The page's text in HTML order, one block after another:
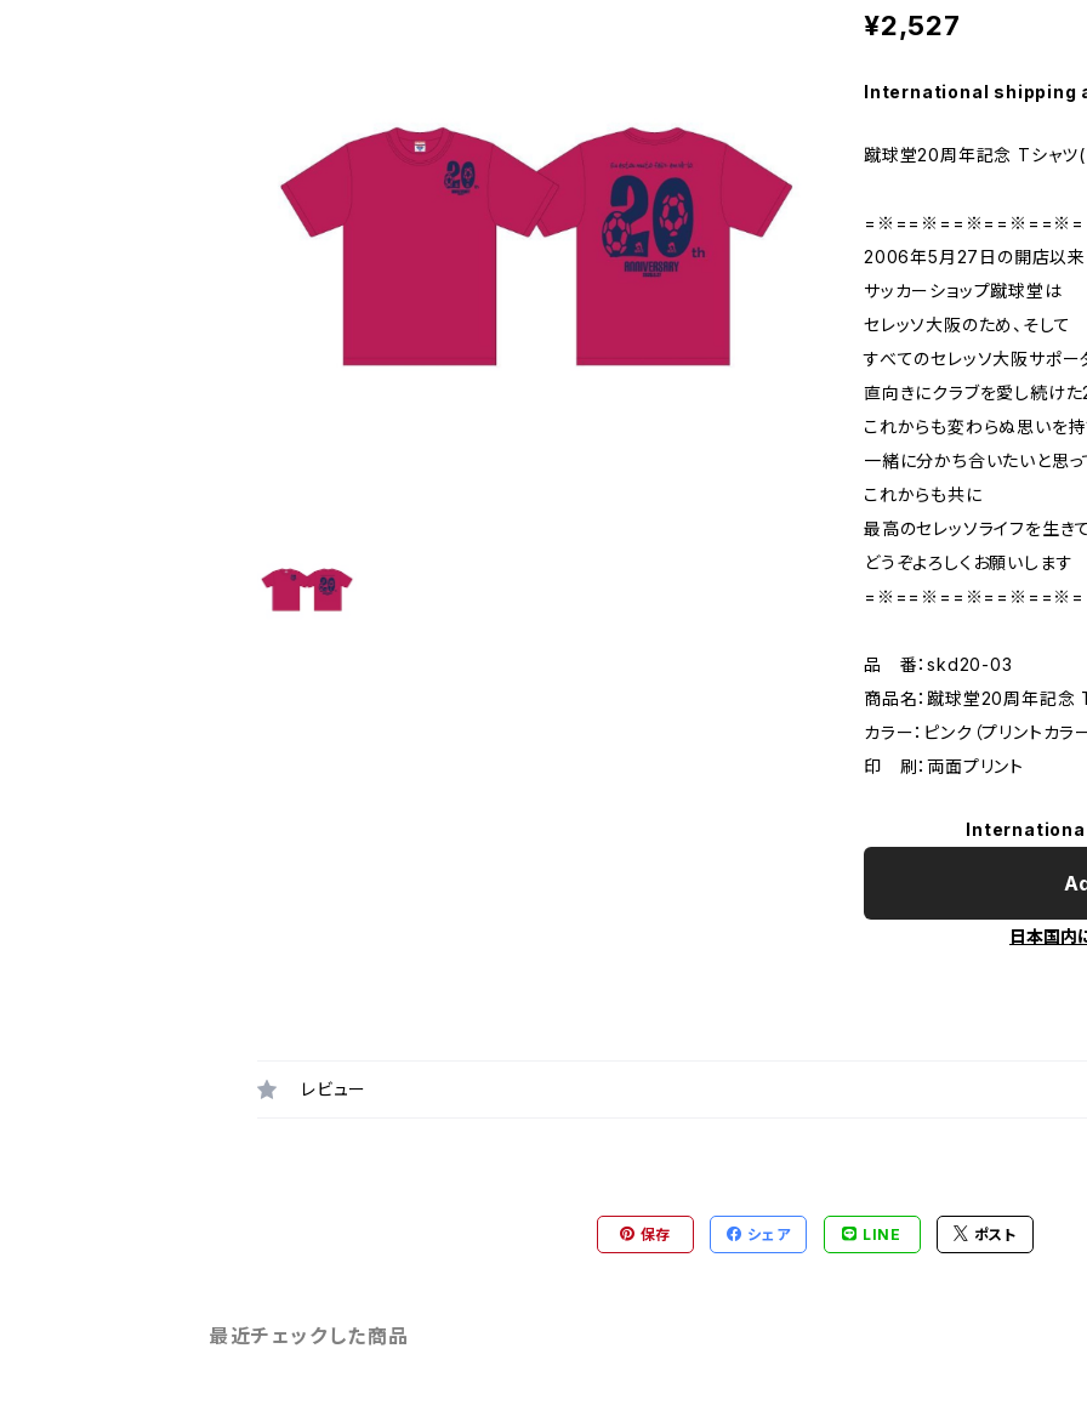
¥2,527
International shipping
蹴球堂20周年記念 Tシャツ
2006年5月27日の開店以来
サッカーショップ蹴球堂は
セレッソ大阪のため、そして
すべてのセレッソ大阪サポー
直向きにクラブを愛し続け
これからも変わらぬ思いを
一緒に分かち合いたいと思
これからも共に
最高のセレッソライフを生き
どうぞよろしくお願いします
品 番：skd20-03
商品名：蹴球堂20周年記念
カラー：ピンク（プリントカ
印 刷：両面プリント
日本国内
レビュー
保存 シェア LINE ポスト
最近チェックした商品